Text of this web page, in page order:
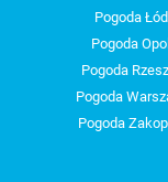
Pogoda
Pogoda
Pogoda
Pogoda
Pogoda